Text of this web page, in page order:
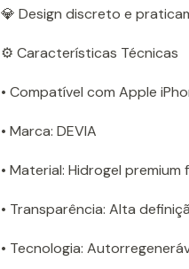
💎 Design discreto e
⚙️ Características Técnicas
• Compatível com Apple
• Marca: DEVIA
• Material: Hidrogel premium
• Transparência: Alta
• Tecnologia: